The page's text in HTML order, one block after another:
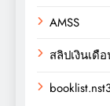
AMSS
สลิปเงินเดื